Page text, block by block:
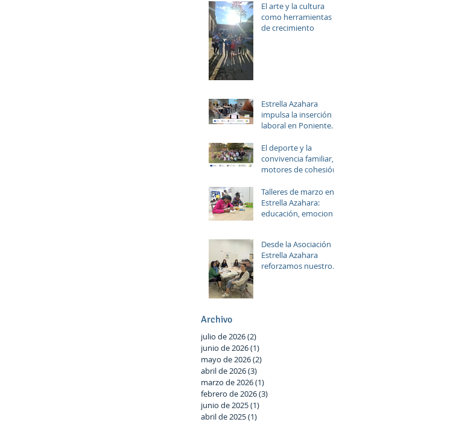
PALMERAS
El arte y la cultura
como herramientas
de crecimiento
Estrella Azahara
impulsa la inserción
laboral en Poniente
proyecto ERACIS+
El deporte y la
convivencia familiar,
motores de cohesión.
Talleres de marzo en
Estrella Azahara:
educación, emociones
Desde la Asociación
Estrella Azahara
reforzamos nuestro
Archivo
julio de 2026(2)
junio de 2026(1)
mayo de 2026(2)
abril de 2026(3)
marzo de 2026(1)
febrero de 2026(3)
junio de 2025(1)
abril de 2025(1)